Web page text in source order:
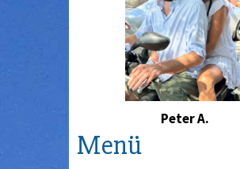
Peter A.
Menü